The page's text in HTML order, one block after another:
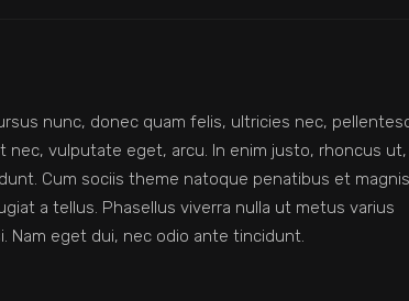
nunc, donec quam felis, ultricies nec,
nec, vulputate eget, arcu. In enim justo, rhoncus ut,
Cum sociis theme natoque penatibus et
a tellus. Phasellus viverra nulla ut metus varius
Nam eget dui, nec odio ante tincidunt.